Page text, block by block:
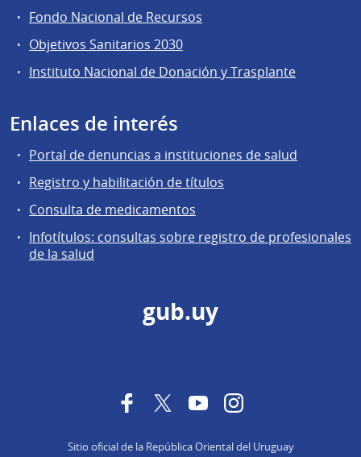
Fondo Nacional de Recursos
Objetivos Sanitarios 2030
Instituto Nacional de Donación y Trasplante
Enlaces de interés
Portal de denuncias a instituciones de salud
Registro y habilitación de títulos
Consulta de medicamentos
Infotítulos: consultas sobre registro de profesionales
de la salud
gub.uy
FacebookTwitterYouTubeInstagram
Sitio oficial de la República Oriental del Uruguay